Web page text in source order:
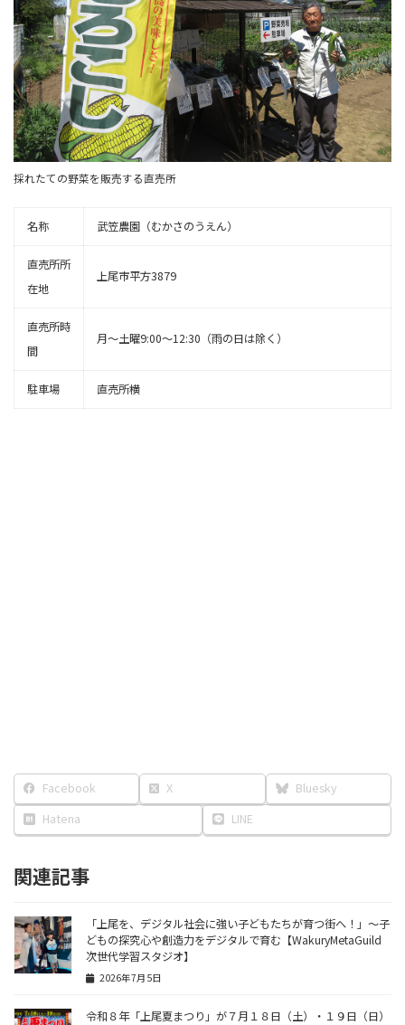
採れたての野菜を販売する直売所
名称 武笠農園（むかさのうえん）
直売所所
在地
上尾市平方3879
直売所時
間
月〜土曜9:00〜12:30（雨の日は除く）
駐車場 直売所横
Facebook X
Bluesky
Hatena
LINE
関連記事
「上尾を、デジタル社会に強い子どもたちが育つ街へ！」〜子
どもの探究心や創造力をデジタルで育む【WakuryMetaGuild
次世代学習スタジオ】
2026年7月5日
令和８年「上尾夏まつり」が７月１８日（土）・１９日（日）